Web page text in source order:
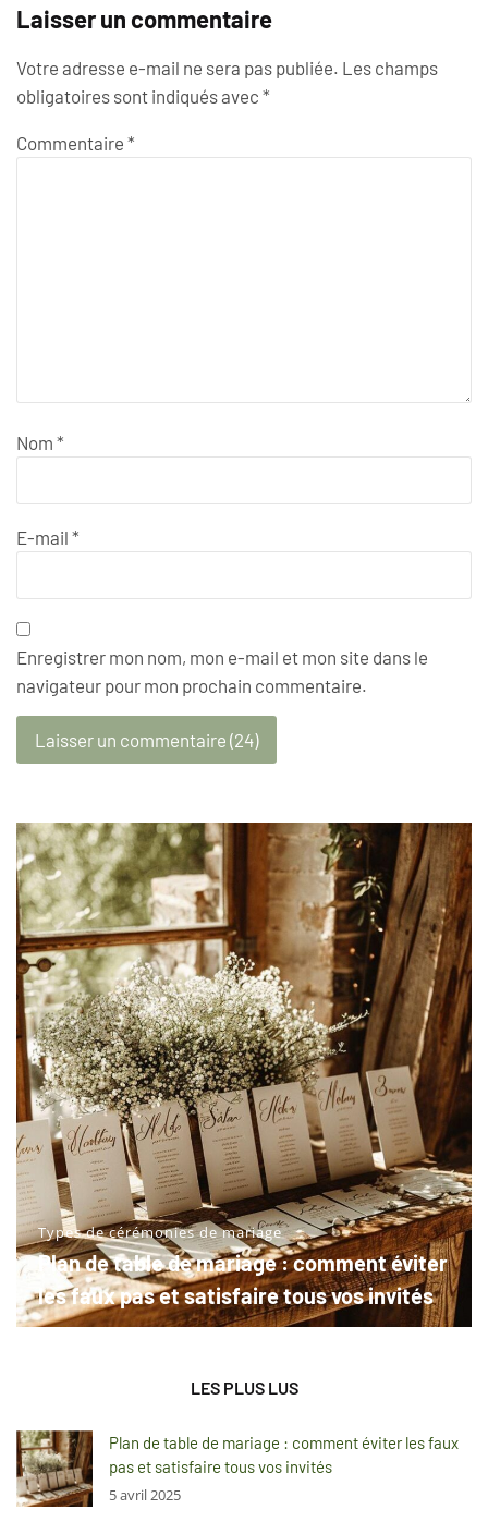
Laisser un commentaire
Votre adresse e-mail ne sera pas publiée. Les champs
obligatoires sont indiqués avec *
Commentaire *
Nom *
E-mail *
Enregistrer mon nom, mon e-mail et mon site dans le
navigateur pour mon prochain commentaire.
Types de cérémonies de mariage
Plan de table de mariage : comment éviter
les faux pas et satisfaire tous vos invités
LES PLUS LUS
Plan de table de mariage : comment éviter les faux
pas et satisfaire tous vos invités
5 avril 2025